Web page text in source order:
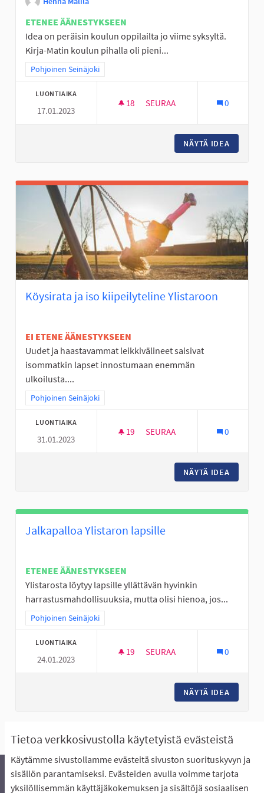
Tietoa verkkosivustolla käytetyistä evästeistä
Käytämme sivustollamme evästeitä sivuston suorituskyvyn ja
sisällön parantamiseksi. Evästeiden avulla voimme tarjota
yksilöllisemmän käyttäjäkokemuksen ja sisältöjä sosiaalisen
ETENEE ÄÄNESTYKSEEN
Idea on peräisin koulun oppilailta jo viime syksyltä.
Kirja-Matin koulun pihalla oli pieni...
Rajaa tulokset teeman mukaan: Pohjoinen Seinäjoki
Pohjoinen Seinäjoki
LUONTIAIKA
17.01.2023
18 18 SEURAAJAA
SEURAA 0
NÄYTÄ IDEA
Köysirata ja iso kiipeilyteline Ylistaroon
EI ETENE ÄÄNESTYKSEEN
Uudet ja haastavammat leikkivälineet saisivat
isommatkin lapset innostumaan enemmän
ulkoilusta....
Rajaa tulokset teeman mukaan: Pohjoinen Seinäjoki
Pohjoinen Seinäjoki
LUONTIAIKA
31.01.2023
19 19 SEURAAJAA
SEURAA 0
NÄYTÄ IDEA
Jalkapalloa Ylistaron lapsille
ETENEE ÄÄNESTYKSEEN
Ylistarosta löytyy lapsille yllättävän hyvinkin
harrastusmahdollisuuksia, mutta olisi hienoa, jos...
Rajaa tulokset teeman mukaan: Pohjoinen Seinäjoki
Pohjoinen Seinäjoki
LUONTIAIKA
24.01.2023
19 19 SEURAAJAA
SEURAA 0
NÄYTÄ IDEA
Näytä kaikki peruutetut ideat
Äänestyksen pikaohjeet Usein kysytyt kysymykset